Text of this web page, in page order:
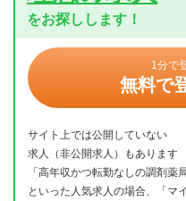
をお探しします！
1分で
無料で
サイト上では公開していない
求人（非公開求人）もあります
「高年収かつ転勤なしの調剤薬
といった人気求人の場合、「マ